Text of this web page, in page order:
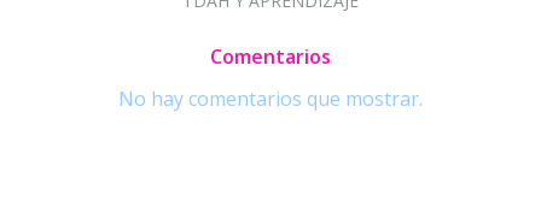
Comentarios
No hay comentarios que mostrar.